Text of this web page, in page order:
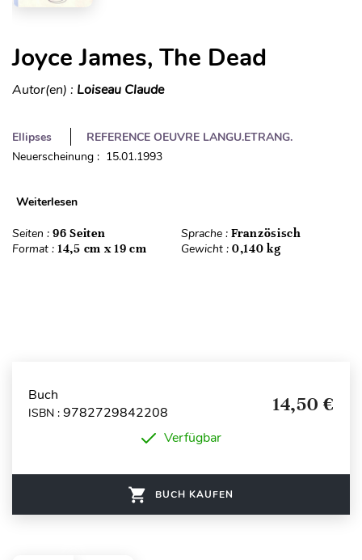
Joyce James, The Dead
Autor(en) : Loiseau Claude
Ellipses
REFERENCE OEUVRE LANGU.ETRANG.
Neuerscheinung : 15.01.1993
Weiterlesen
Seiten : 96 Seiten Sprache : Französisch
Format : 14,5 cm x 19 cm Gewicht : 0,140 kg
Buch
ISBN : 9782729842208 14,50 €
Verfügbar
BUCH KAUFEN